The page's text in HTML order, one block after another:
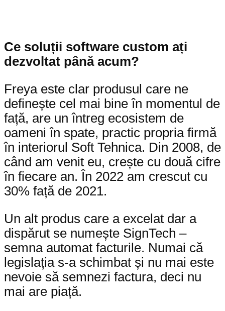
Ce soluții software custom ați
dezvoltat până acum?
Freya este clar produsul care ne
definește cel mai bine în momentul de
față, are un întreg ecosistem de
oameni în spate, practic propria firmă
în interiorul Soft Tehnica. Din 2008, de
când am venit eu, crește cu două cifre
în fiecare an. În 2022 am crescut cu
30% față de 2021.
Un alt produs care a excelat dar a
dispărut se numește SignTech –
semna automat facturile. Numai că
legislația s-a schimbat și nu mai este
nevoie să semnezi factura, deci nu
mai are piață.